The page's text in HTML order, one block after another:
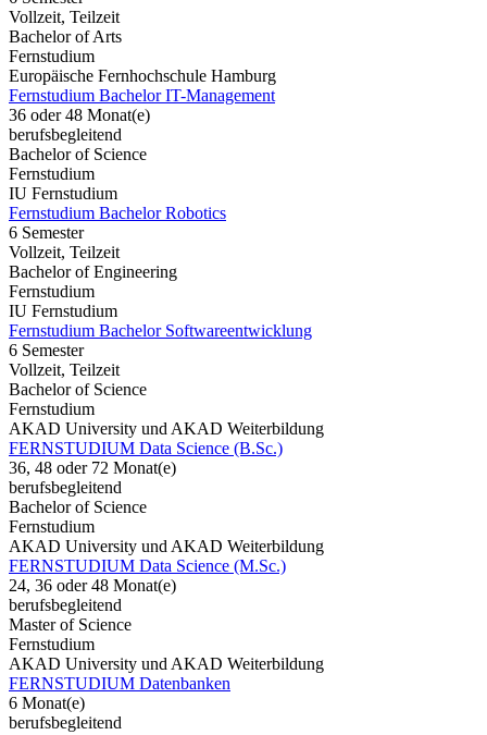
Vollzeit, Teilzeit
Bachelor of Arts
Fernstudium
Europäische Fernhochschule Hamburg
Fernstudium Bachelor IT-Management
36 oder 48 Monat(e)
berufsbegleitend
Bachelor of Science
Fernstudium
IU Fernstudium
Fernstudium Bachelor Robotics
6 Semester
Vollzeit, Teilzeit
Bachelor of Engineering
Fernstudium
IU Fernstudium
Fernstudium Bachelor Softwareentwicklung
6 Semester
Vollzeit, Teilzeit
Bachelor of Science
Fernstudium
AKAD University und AKAD Weiterbildung
FERNSTUDIUM Data Science (B.Sc.)
36, 48 oder 72 Monat(e)
berufsbegleitend
Bachelor of Science
Fernstudium
AKAD University und AKAD Weiterbildung
FERNSTUDIUM Data Science (M.Sc.)
24, 36 oder 48 Monat(e)
berufsbegleitend
Master of Science
Fernstudium
AKAD University und AKAD Weiterbildung
FERNSTUDIUM Datenbanken
6 Monat(e)
berufsbegleitend